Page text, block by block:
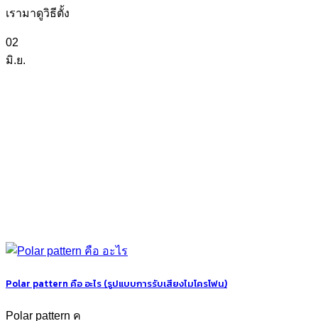
เรามาดูวิธีตั้ง
02
มิ.ย.
Polar pattern คือ อะไร (รูปแบบการรับเสียงไมโครโฟน)
Polar pattern ค